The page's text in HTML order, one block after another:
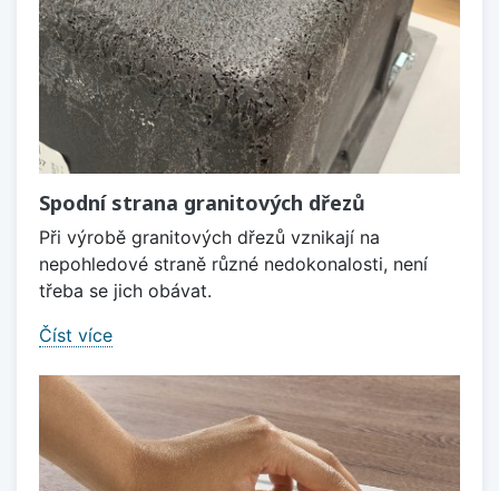
Spodní strana granitových dřezů
Při výrobě granitových dřezů vznikají na
nepohledové straně různé nedokonalosti, není
třeba se jich obávat.
Číst více